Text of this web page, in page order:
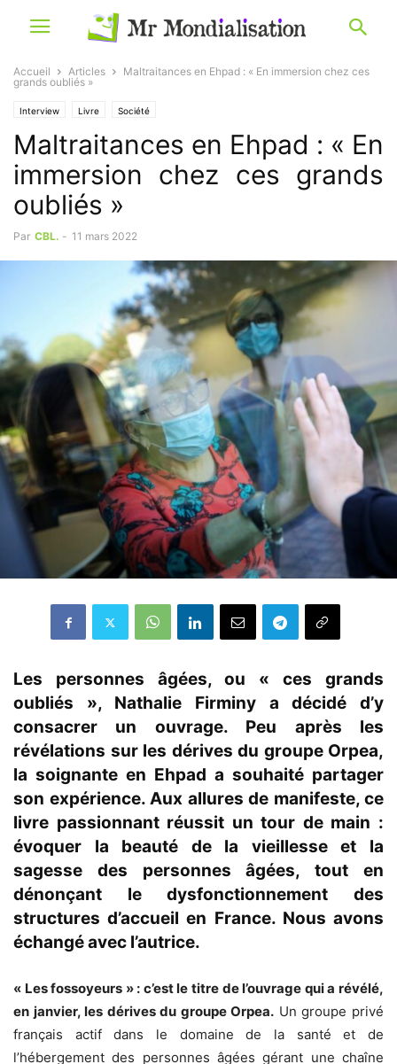
Accueil Articles
Maltraitances en Ehpad : « En immersion chez ces
grands oubliés »
Interview Livre Société
Maltraitances en Ehpad : « En
immersion chez ces grands
oubliés »
Par CBL. - 11 mars 2022
Les personnes âgées, ou « ces grands
oubliés », Nathalie Firminy a décidé d’y
consacrer un ouvrage. Peu après les
révélations sur les dérives du groupe Orpea,
la soignante en Ehpad a souhaité partager
son expérience. Aux allures de manifeste, ce
livre passionnant réussit un tour de main :
évoquer la beauté de la vieillesse et la
sagesse des personnes âgées, tout en
dénonçant le dysfonctionnement des
structures d’accueil en France. Nous avons
échangé avec l’autrice.
« Les fossoyeurs » : c’est le titre de l’ouvrage qui a révélé,
en janvier, les dérives du groupe Orpea. Un groupe privé
français actif dans le domaine de la santé et de
l’hébergement des personnes âgées gérant une chaîne